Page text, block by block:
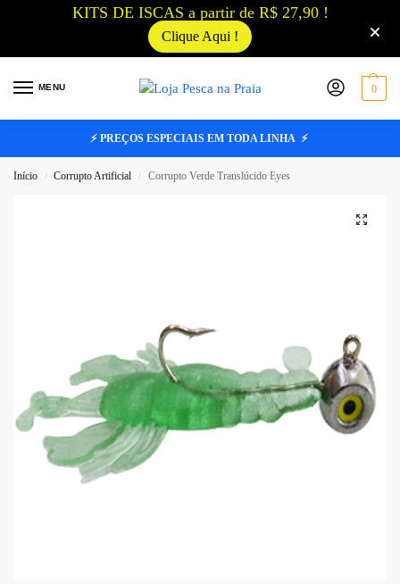
KITS DE ISCAS a partir de R$ 27,90 !
Clique Aqui !
MENU 0
⚡ PREÇOS ESPECIAIS EM TODA LINHA ⚡
Início / Corrupto Artificial / Corrupto Verde Translúcido Eyes